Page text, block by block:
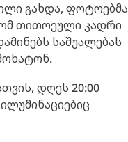
გახდა, ფოტოებმა
თითოეული კადრი
საშუალებას
დღეს 20:00